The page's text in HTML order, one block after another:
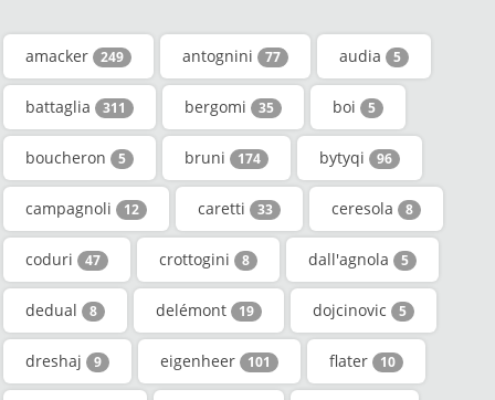
amacker 249 antognini 77 audia 5
battaglia 311 bergomi 35 boi 5
boucheron 5 bruni 174 bytyqi 96
campagnoli 12 caretti 33 ceresola 8
coduri 47 crottogini 8 dall'agnola 5
dedual 8 delémont 19 dojcinovic 5
dreshaj 9 eigenheer 101 flater 10